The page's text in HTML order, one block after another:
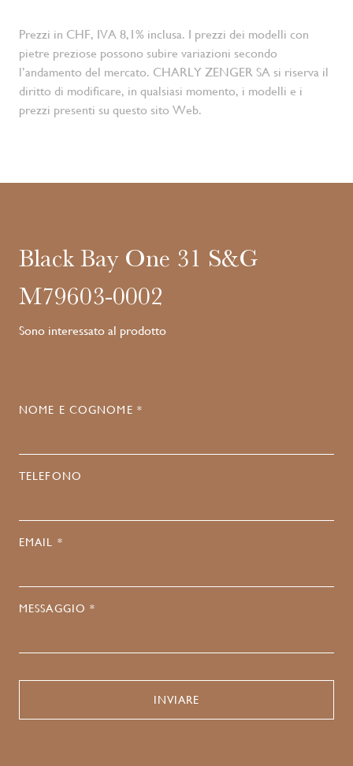
Prezzi in CHF, IVA 8,1% inclusa. I prezzi dei modelli con
pietre preziose possono subire variazioni secondo
l’andamento del mercato. CHARLY ZENGER SA si riserva il
diritto di modificare, in qualsiasi momento, i modelli e i
prezzi presenti su questo sito Web.
Black Bay One 31 S&G
M79603-0002
Sono interessato al prodotto
NOME E COGNOME *
TELEFONO
EMAIL *
MESSAGGIO *